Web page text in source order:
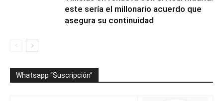
este sería el millonario acuerdo que
asegura su continuidad
Whatsapp “Suscripción”